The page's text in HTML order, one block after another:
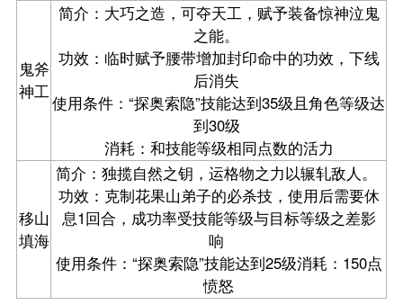
鬼斧
神工
简介：大巧之造，可夺天工，赋予装备惊神泣鬼
之能。
功效：临时赋予腰带增加封印命中的功效，下线
后消失
使用条件：“探奥索隐”技能达到35级且角色等级达
到30级
消耗：和技能等级相同点数的活力
移山
填海
简介：独揽自然之钥，运格物之力以辗轧敌人。
功效：克制花果山弟子的必杀技，使用后需要休
息1回合，成功率受技能等级与目标等级之差影
响
使用条件：“探奥索隐”技能达到25级消耗：150点
愤怒